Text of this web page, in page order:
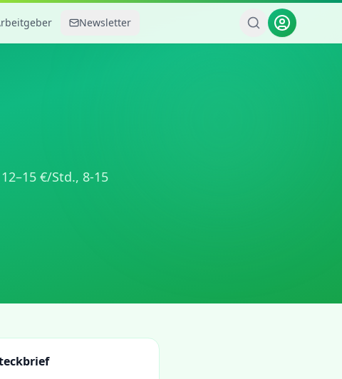
Newsletter
12–15 €/Std., 8-15